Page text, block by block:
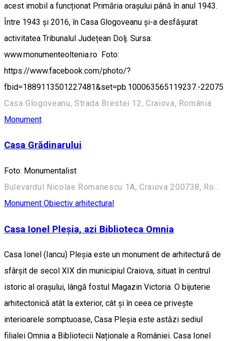
acest imobil a funcționat Primăria orașului până în anul 1943.
Între 1943 și 2016, în Casa Glogoveanu și-a desfășurat
activitatea Tribunalul Județean Dolj. Sursa:
www.monumenteoltenia.ro Foto:
https://www.facebook.com/photo/?
fbid=1889113501227481&set=pb.100063565119237.-
Casa Glogoveanu, Strada Brestei 12, Craiova, România
Monument
Casa Grădinarului
Foto: Monumentalist
Bulevardul Nicolae Romanescu 1A, Craiova 200738, România (Aleea Principală)
Monument Obiectiv arhitectural
Casa Ionel Pleșia, azi Biblioteca Omnia
Casa Ionel (Iancu) Pleșia este un monument de arhitectură de
sfârșit de secol XIX din municipiul Craiova, situat în centrul
istoric al orașului, lângă fostul Magazin Victoria. O bijuterie
arhitectonică atât la exterior, cât și în ceea ce privește
interioarele somptuoase, Casa Pleșia este astăzi sediul
filialei Omnia a Bibliotecii Naționale a României. Casa Ionel